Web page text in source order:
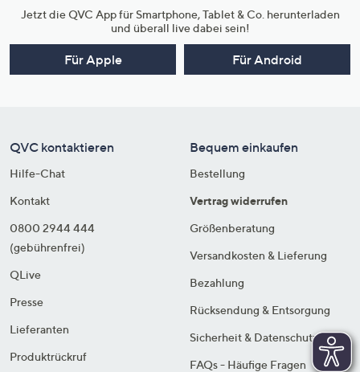
Jetzt die QVC App für Smartphone, Tablet & Co. herunterladen
und überall live dabei sein!
Für Apple Für Android
QVC kontaktieren
Hilfe-Chat
Kontakt
0800 2944 444
(gebührenfrei)
QLive
Presse
Lieferanten
Produktrückruf
Bequem einkaufen
Bestellung
Vertrag widerrufen
Größenberatung
Versandkosten & Lieferung
Bezahlung
Rücksendung & Entsorgung
Sicherheit & Datenschutz
FAQs - Häufige Fragen